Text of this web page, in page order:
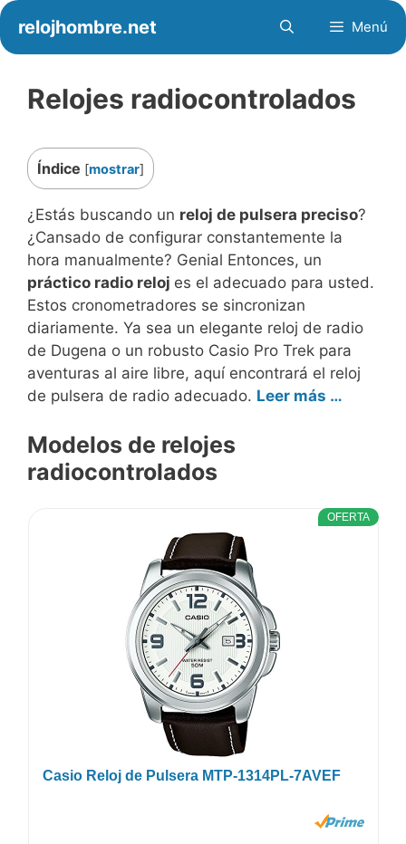
Saltar
al
contenido
relojhombre.net Menú
Relojes radiocontrolados
Índice [mostrar]
¿Estás buscando un reloj de pulsera preciso?
¿Cansado de configurar constantemente la
hora manualmente? Genial Entonces, un
práctico radio reloj es el adecuado para usted.
Estos cronometradores se sincronizan
diariamente. Ya sea un elegante reloj de radio
de Dugena o un robusto Casio Pro Trek para
aventuras al aire libre, aquí encontrará el reloj
de pulsera de radio adecuado. Leer más …
Modelos de relojes
radiocontrolados
OFERTA
Casio Reloj de Pulsera MTP-1314PL-7AVEF